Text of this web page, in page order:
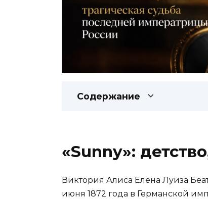
Содержание
«Sunny»:
Виктория Алиса Елена Луиза
июня 1872 года в Германской